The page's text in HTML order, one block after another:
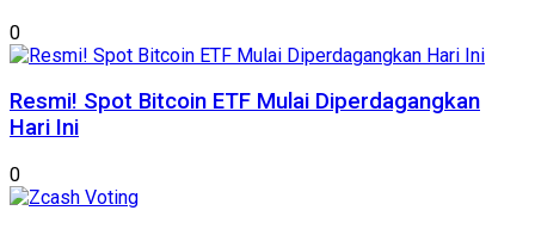
0
Resmi! Spot Bitcoin ETF Mulai Diperdagangkan
Hari Ini
0